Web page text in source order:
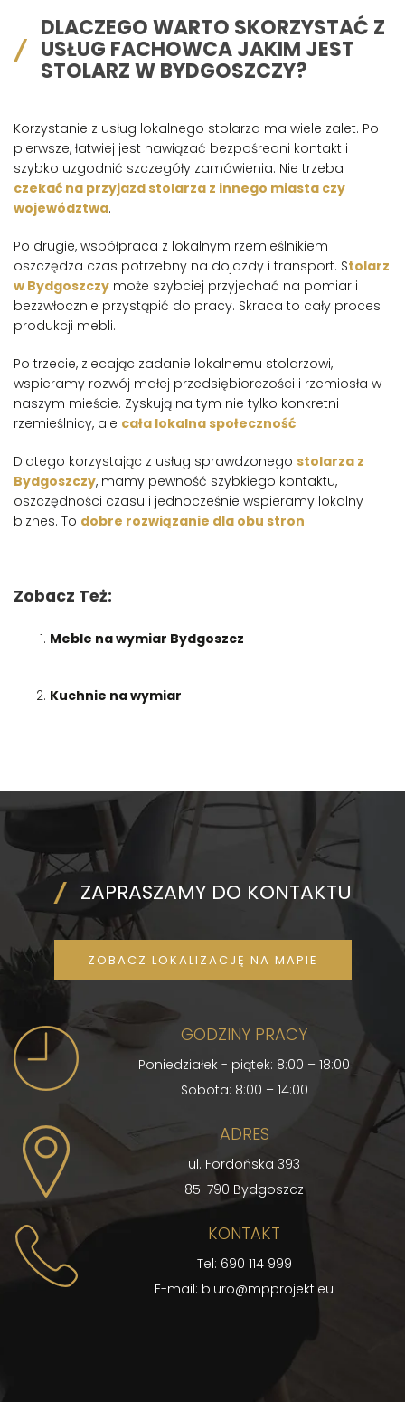
DLACZEGO WARTO SKORZYSTAĆ Z
USŁUG FACHOWCA JAKIM JEST
STOLARZ W BYDGOSZCZY?
Korzystanie z usług lokalnego stolarza ma wiele zalet. Po
pierwsze, łatwiej jest nawiązać bezpośredni kontakt i
szybko uzgodnić szczegóły zamówienia. Nie trzeba
czekać na przyjazd stolarza z innego miasta czy
województwa.
Po drugie, współpraca z lokalnym rzemieślnikiem
oszczędza czas potrzebny na dojazdy i transport. Stolarz
w Bydgoszczy może szybciej przyjechać na pomiar i
bezzwłocznie przystąpić do pracy. Skraca to cały proces
produkcji mebli.
Po trzecie, zlecając zadanie lokalnemu stolarzowi,
wspieramy rozwój małej przedsiębiorczości i rzemiosła w
naszym mieście. Zyskują na tym nie tylko konkretni
rzemieślnicy, ale cała lokalna społeczność.
Dlatego korzystając z usług sprawdzonego stolarza z
Bydgoszczy, mamy pewność szybkiego kontaktu,
oszczędności czasu i jednocześnie wspieramy lokalny
biznes. To dobre rozwiązanie dla obu stron.
Zobacz Też:
Meble na wymiar Bydgoszcz
Kuchnie na wymiar
ZAPRASZAMY DO KONTAKTU
ZOBACZ LOKALIZACJĘ NA MAPIE
GODZINY PRACY
Poniedziałek - piątek: 8:00 – 18:00
Sobota: 8:00 – 14:00
ADRES
ul. Fordońska 393
85-790 Bydgoszcz
KONTAKT
Tel: 690 114 999
E-mail: biuro@mpprojekt.eu